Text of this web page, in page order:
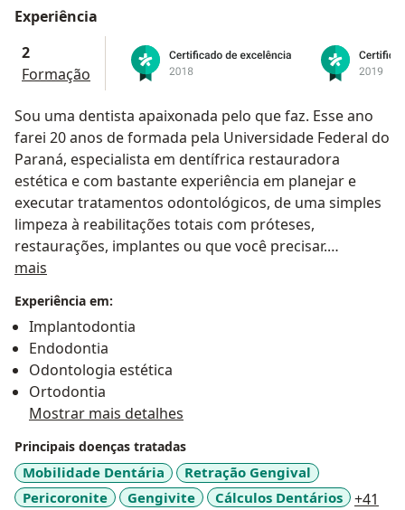
Experiência
2
Formação
Sou uma dentista apaixonada pelo que faz. Esse ano
farei 20 anos de formada pela Universidade Federal do
Paraná, especialista em dentífrica restauradora
estética e com bastante experiência em planejar e
executar tratamentos odontológicos, de uma simples
limpeza à reabilitações totais com próteses,
restaurações, implantes ou que você precisar.
Montei um consultório moderno, com
estacionamento e uso técnicas precisas para garantir
um resultado de qualidade, se preocupando sempre
na biossegurança do paciente para prevenir a
transmissão de doenças.
Na primeira consulta faremos uma avaliação geral e te
explicarei com detalhes, tudo o que vc precisa para
alcançar a saúde bucal, pois antes da estética, a saúde
vem em primeiro lugar.
Sou muito perfeccionista, detalhista e especialista em
transformar os sorrisos dos meus pacientes.
mais
Experiência em:
Implantodontia
Endodontia
Odontologia estética
Ortodontia
Mostrar mais detalhes
Principais doenças tratadas
Mobilidade Dentária
Retração Gengival
Pericoronite
Gengivite Cálculos Dentários +41